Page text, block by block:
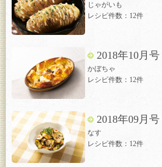
じゃがいも
レシピ件数：12件
2018年10月号
かぼちゃ
レシピ件数：12件
2018年09月号
なす
レシピ件数：12件